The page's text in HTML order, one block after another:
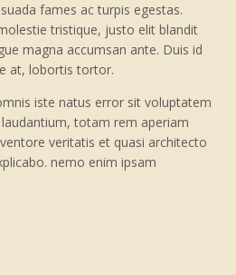
fames ac turpis egestas.
tristique, justo elit blandit
magna accumsan ante. Duis id
at, lobortis tortor.
iste natus error sit voluptatem
totam rem aperiam
veritatis et quasi architecto
nemo enim ipsam